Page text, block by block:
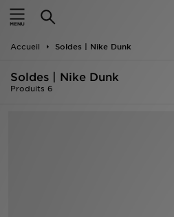
Accueil Soldes | Nike Dunk
Soldes | Nike Dunk
Produits 6
Accueil
Homme